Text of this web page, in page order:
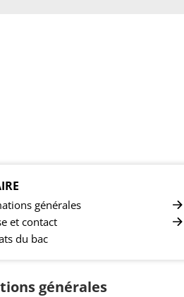
générales
et contact
du bac
générales